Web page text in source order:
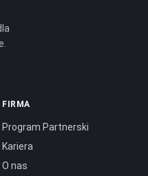
FIRMA
Program Partnerski
Kariera
O nas